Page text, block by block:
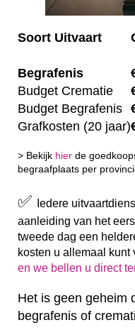
Soort Uitvaart
Begrafenis
Budget Crematie
Budget Begrafenis
Grafkosten (20 jaar)
> Bekijk hier de
begraafplaats per
✅
Iedere
aanleiding van het
tweede dag een
kosten u allemaal kunt
en we bellen u direct
Het is geen geheim
begrafenis of